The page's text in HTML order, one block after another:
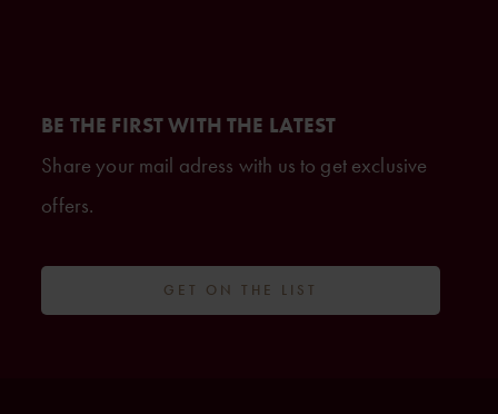
BE THE FIRST WITH THE LATEST
Share your mail adress with us to get exclusive
offers.
GET ON THE LIST